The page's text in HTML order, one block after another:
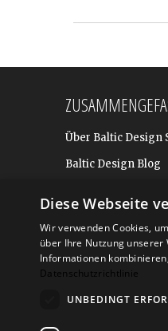
Über Baltic Design
Baltic Design Blog
Für BtoB: Design
Shop
Diese Webseite
Wir verwenden Cookies,
über Ihre Nutzung
Informationen
Datenschutzrichtlinie
UNBEDINGT